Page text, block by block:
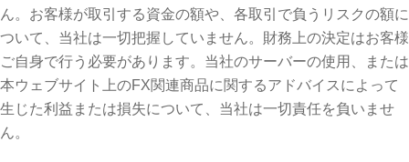
ん。お客様が取引する資金の額や、各取引で負うリスクの額に
ついて、当社は一切把握していません。財務上の決定はお客様
ご自身で行う必要があります。当社のサーバーの使用、または
本ウェブサイト上のFX関連商品に関するアドバイスによって
生じた利益または損失について、当社は一切責任を負いませ
ん。